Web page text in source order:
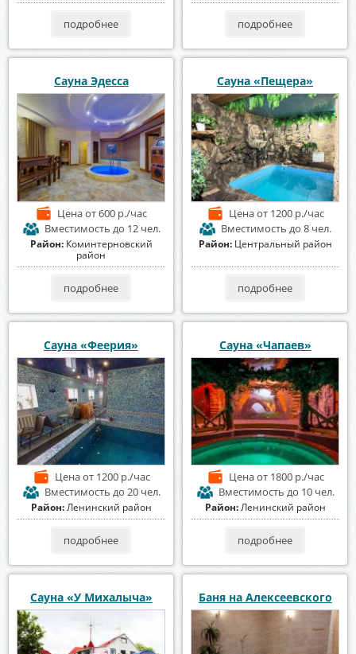
подробнее подробнее
Сауна Эдесса
Ценаот 600 р./час
Вместимость до 12 чел.
Район: Коминтерновский
район
подробнее
Сауна «Пещера»
Ценаот 1200 р./час
Вместимость до 8 чел.
Район: Центральный район
подробнее
Сауна «Феерия»
Ценаот 1200 р./час
Вместимость до 20 чел.
Район:Ленинский район
подробнее
Сауна «Чапаев»
Ценаот 1800 р./час
Вместимость до 10 чел.
Район:Ленинский район
подробнее
Сауна «У Михалыча» Баня на Алексеевского